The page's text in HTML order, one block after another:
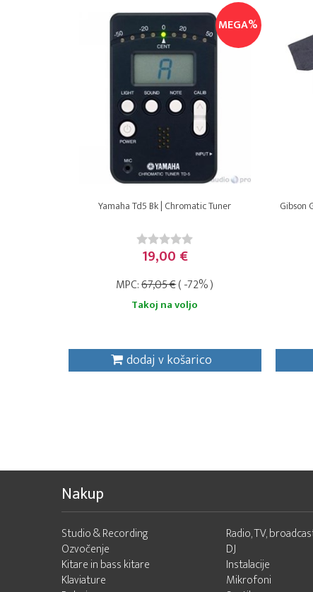
Yamaha Td5 Bk | Chromatic Tuner
19,00 €
MPC:67,05 €( -72% )
Takoj na voljo
dodaj v košarico
MEGA%
Gibson
Nakup
Studio & Recording
Ozvočenje
Kitare in bass kitare
Klaviature
Radio, TV,
DJ
Instalacije
Mikrofoni